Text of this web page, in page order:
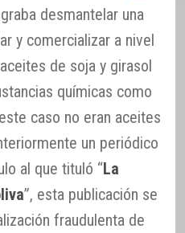
desmantelar una
y comercializar a nivel
de soja y girasol
químicas como
caso no eran aceites
un periódico
al que tituló “La
”, esta publicación se
fraudulenta de